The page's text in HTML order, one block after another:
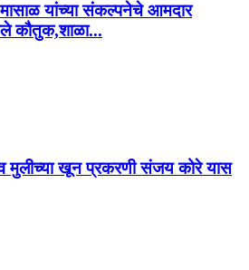
यांच्या संकल्पनेचे आमदार
कौतुक,शाळा...
व मुलीच्या खून प्रकरणी संजय कोरे यास